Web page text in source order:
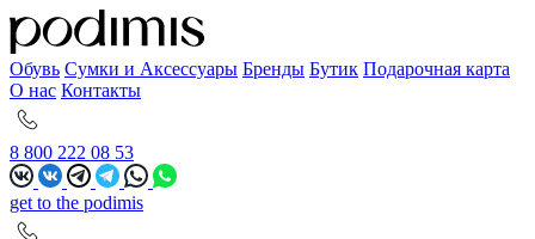
Обувь Сумки и Аксессуары Бренды Бутик Подарочная карта
О нас Контакты
8 800 222 08 53
get to the podimis